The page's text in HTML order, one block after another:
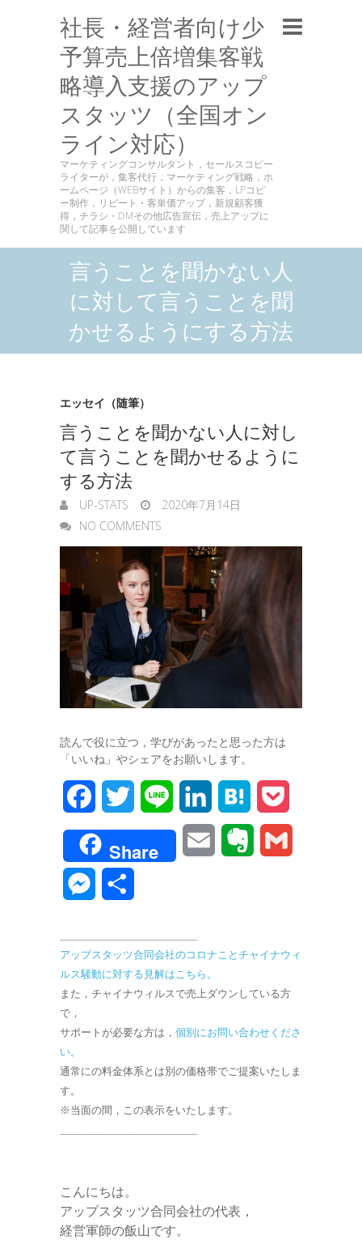
社長・経営者向け少
予算売上倍増集客戦
略導入支援のアップ
スタッツ（全国オン
ライン対応）
マーケティングコンサルタント，セールスコピー
ライターが，集客代行，マーケティング戦略，ホ
ームページ（WEBサイト）からの集客，LPコピ
ー制作，リピート・客単価アップ，新規顧客獲
得，チラシ・DMその他広告宣伝，売上アップに
関して記事を公開しています
言うことを聞かない人
に対して言うことを聞
かせるようにする方法
エッセイ（随筆）
言うことを聞かない人に対し
て言うことを聞かせるように
する方法
UP-STATS
2020年7月14日
NO COMMENTS
読んで役に立つ，学びがあったと思った方は
「いいね」やシェアをお願いします。
a
c
e
o
o
w
i
e
r
i
n
i
n
d
I
n
a
t
a
o
c
Share
o
t
e
s
s
g
e
アップスタッツ合同会社のコロナことチャイナウィ
ルス騒動に対する見解はこちら。
また，チャイナウィルスで売上ダウンしている方
で，
サポートが必要な方は， 個別にお問い合わせくださ
い。
通常にの料金体系とは別の価格帯でご提案いたしま
す。
※当面の間，この表示をいたします。
こんにちは。
アップスタッツ合同会社の代表，
経営軍師の飯山です。